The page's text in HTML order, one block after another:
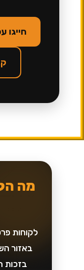
חייגו עכשיו
מה
לקוחות
באזור
בזכות